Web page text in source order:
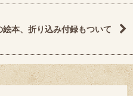
本、折り込み付録もついて